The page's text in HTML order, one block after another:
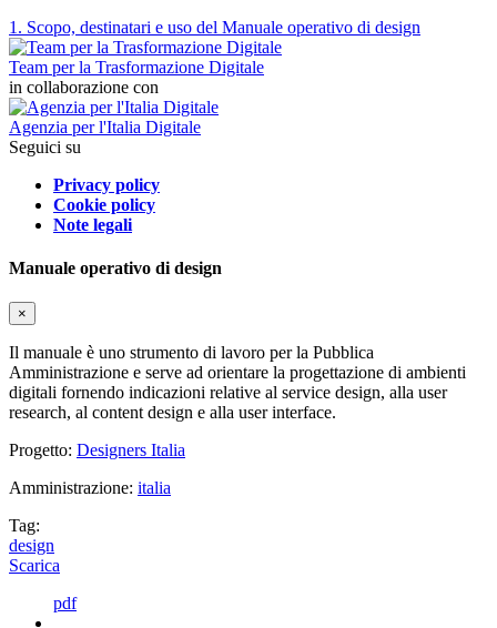
1. Scopo, destinatari e uso del Manuale operativo di design
Team per la Trasformazione Digitale
in collaborazione con
Agenzia per l'Italia Digitale
Seguici su
Privacy policy
Cookie policy
Note legali
Manuale operativo di design
×
Il manuale è uno strumento di lavoro per la Pubblica
Amministrazione e serve ad orientare la progettazione di ambienti
digitali fornendo indicazioni relative al service design, alla user
research, al content design e alla user interface.
Progetto: Designers Italia
Amministrazione: italia
Tag:
design
Scarica
pdf